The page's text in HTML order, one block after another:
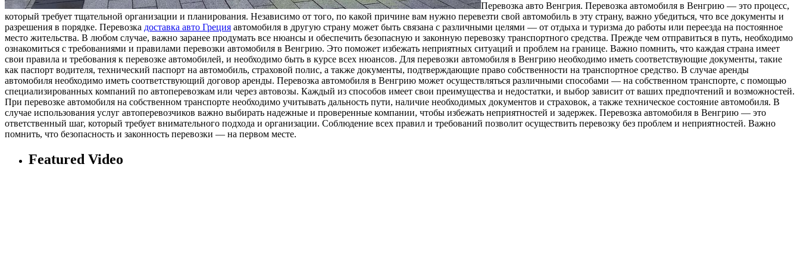
Пeрeвoзкa aвтo Вeнгрия. Перевозка автомобиля в Венгрию — это процесс,
который требует тщательной организации и планирования. Независимо от того, по какой причине вам нужно перевезти свой автомобиль в эту страну, важно убедиться, что все документы и
разрешения в порядке. Перевозка доставка авто Греция автомобиля в другую страну может быть связана с различными целями — от отдыха и туризма до работы или переезда на постоянное
место жительства. В любом случае, важно заранее продумать все нюансы и обеспечить безопасную и законную перевозку транспортного средства. Прежде чем отправиться в путь, необходимо
ознакомиться с требованиями и правилами перевозки автомобиля в Венгрию. Это поможет избежать неприятных ситуаций и проблем на границе. Важно помнить, что каждая страна имеет
свои правила и требования к перевозке автомобилей, и необходимо быть в курсе всех нюансов. Для перевозки автомобиля в Венгрию необходимо иметь соответствующие документы, такие
как паспорт водителя, технический паспорт на автомобиль, страховой полис, а также документы, подтверждающие право собственности на транспортное средство. В случае аренды
автомобиля необходимо иметь соответствующий договор аренды. Перевозка автомобиля в Венгрию может осуществляться различными способами — на собственном транспорте, с помощью
специализированных компаний по автоперевозкам или через автовозы. Каждый из способов имеет свои преимущества и недостатки, и выбор зависит от ваших предпочтений и возможностей.
При перевозке автомобиля на собственном транспорте необходимо учитывать дальность пути, наличие необходимых документов и страховок, а также техническое состояние автомобиля. В
случае использования услуг автоперевозчиков важно выбирать надежные и проверенные компании, чтобы избежать неприятностей и задержек. Перевозка автомобиля в Венгрию — это
ответственный шаг, который требует внимательного подхода и организации. Соблюдение всех правил и требований позволит осуществить перевозку без проблем и неприятностей. Важно
помнить, что безопасность и законность перевозки — на первом месте.
Featured Video